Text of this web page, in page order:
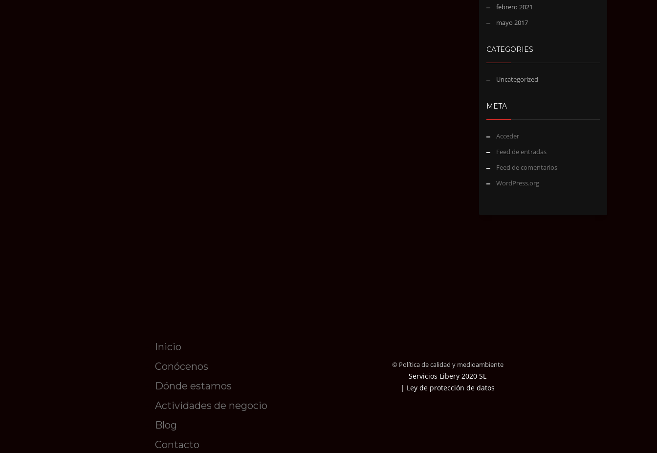
febrero 2021
mayo 2017
CATEGORIES
Uncategorized
META
Acceder
Feed de entradas
Feed de comentarios
WordPress.org
Inicio
Conócenos
Dónde estamos
Actividades de negocio
Blog
Contacto
© Política de calidad y medioambiente
Servicios Libery 2020 SL
| Ley de protección de datos